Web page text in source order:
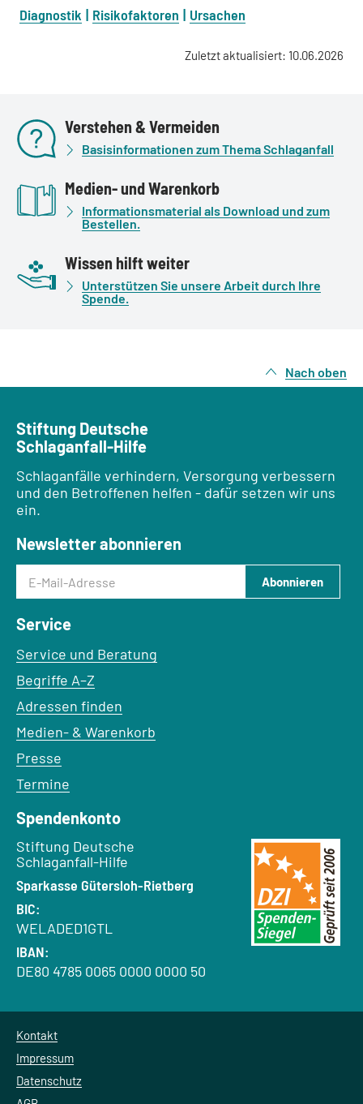
Diagnostik Risikofaktoren Ursachen
Zuletzt aktualisiert: 10.06.2026
Verstehen & Vermeiden
Basisinformationen zum Thema Schlaganfall
Medien- und Warenkorb
Informationsmaterial als Download und zum
Bestellen.
Wissen hilft weiter
Unterstützen Sie unsere Arbeit durch Ihre
Spende.
Nach oben
Stiftung Deutsche
Schlaganfall-Hilfe
Schlaganfälle verhindern, Versorgung verbessern
und den Betroffenen helfen - dafür setzen wir uns
ein.
Newsletter abonnieren
Abonnieren
Service
Service und Beratung
Begriffe A–Z
Adressen finden
Medien- & Warenkorb
Presse
Termine
Spendenkonto
Empfänger:
Stiftung Deutsche
Schlaganfall-Hilfe
Bank:
Sparkasse Gütersloh-Rietberg
BIC:
WELADED1GTL
IBAN:
DE80 4785 0065 0000 0000 50
Kontakt
Impressum
Datenschutz